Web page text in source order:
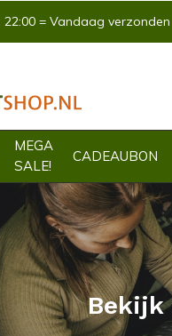
MEGA
SALE!
CADEAUBON
22:00 = Vandaag verzonden
Bekijk